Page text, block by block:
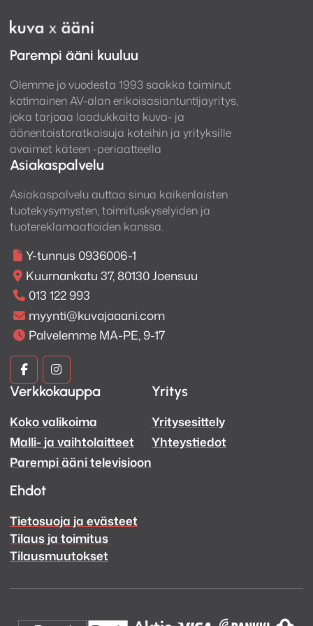
Parempi ääni kuuluu
Olemme jo vuodesta 1993 saakka toiminut
kotimainen AV-alan erikoisasiantuntijayritys,
joka tarjoaa laadukkaita kuva- ja
äänentoistoratkaisuja koteihin ja yrityksille
avaimet käteen -periaatteella
Asiakaspalvelu
Asiakaspalvelu auttaa sinua kaikenlaisten
tuotekysymysten, toimituskyselyiden ja
tuotereklamaatioiden kanssa.
Y-tunnus 0936006-1
Kuurnankatu 37, 80130 Joensuu
013 122 993
myynti@kuvajaaani.com
Palvelemme MA-PE, 9-17
Kuva
ja
Ääni
Facebook
Kuva
ja
Ääni
Instagram
Verkkokauppa
Koko valikoima
Malli- ja vaihtolaitteet
Parempi ääni televisioon
Yritys
Yritysesittely
Yhteystiedot
Ehdot
Tietosuoja ja evästeet
Tilaus ja toimitus
Tilausmuutokset